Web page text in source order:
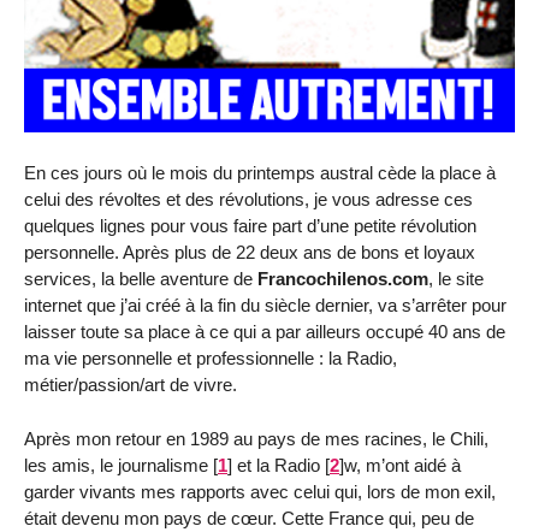
En ces jours où le mois du printemps austral cède la place à
celui des révoltes et des révolutions, je vous adresse ces
quelques lignes pour vous faire part d’une petite révolution
personnelle. Après plus de 22 deux ans de bons et loyaux
services, la belle aventure de Francochilenos.com, le site
internet que j’ai créé à la fin du siècle dernier, va s’arrêter pour
laisser toute sa place à ce qui a par ailleurs occupé 40 ans de
ma vie personnelle et professionnelle : la Radio,
métier/passion/art de vivre.
Après mon retour en 1989 au pays de mes racines, le Chili,
les amis, le journalisme [1] et la Radio [2]w, m’ont aidé à
garder vivants mes rapports avec celui qui, lors de mon exil,
était devenu mon pays de cœur. Cette France qui, peu de